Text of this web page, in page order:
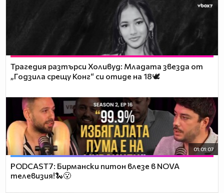
Трагедия разтърси Холивуд: Младата звезда от
„Годзила срещу Конг“ си отиде на 18🕊️
01:01:07
PODCAST7: Бирмански питон влезе в NOVA
телевизия!🐍😮